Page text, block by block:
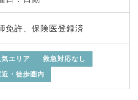
免許、保険医登録済
気エリア
救急対応なし
近・徒歩圏内